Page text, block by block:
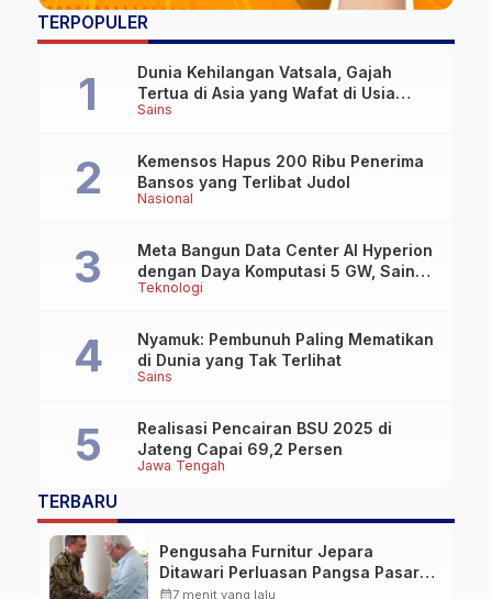
TERPOPULER
Sains
Dunia Kehilangan Vatsala, Gajah
Tertua di Asia yang Wafat di Usia
Lebih dari 100 Tahun
Nasional
Kemensos Hapus 200 Ribu Penerima
Bansos yang Terlibat Judol
Teknologi
Meta Bangun Data Center AI Hyperion
dengan Daya Komputasi 5 GW, Saingi
OpenAI dan Google
Sains
Nyamuk: Pembunuh Paling Mematikan
di Dunia yang Tak Terlihat
Jawa Tengah
Realisasi Pencairan BSU 2025 di
Jateng Capai 69,2 Persen
TERBARU
Pengusaha Furnitur Jepara
Ditawari Perluasan Pangsa Pasar
Hingga ke IKN
calendar_month7 menit yang lalu